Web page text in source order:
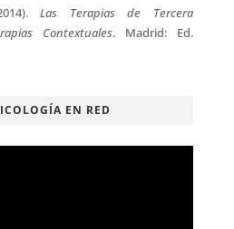
Las Terapias de Tercera
Contextuales. Madrid: Ed.
EN RED